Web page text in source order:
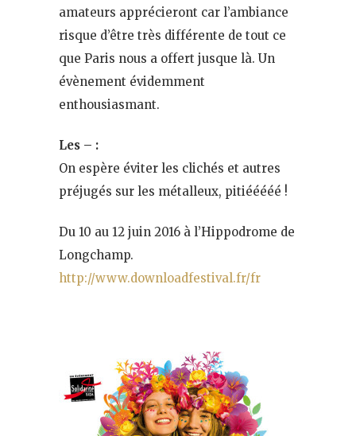
amateurs apprécieront car l’ambiance
risque d’être très différente de tout ce
que Paris nous a offert jusque là. Un
évènement évidemment
enthousiasmant.
Les – :
On espère éviter les clichés et autres
préjugés sur les métalleux, pitiééééé !
Du 10 au 12 juin 2016 à l’Hippodrome de
Longchamp.
http://www.downloadfestival.fr/fr